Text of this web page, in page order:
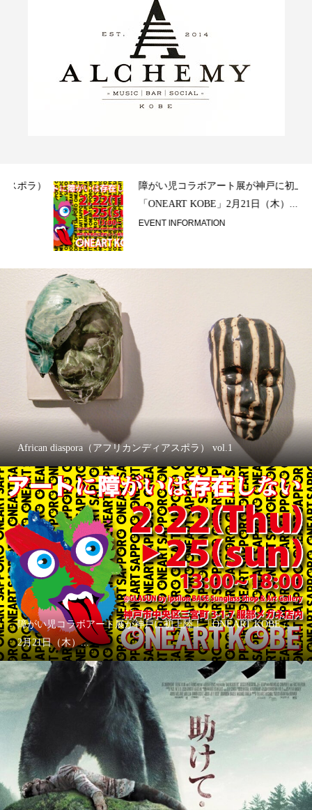
障がい児コラボアート展が神戸に初上陸！
「ONEART KOBE」2月21日（木）...
EVENT INFORMATION
African diaspora（アフリカンディアスポラ） vol.1
障がい児コラボアート展が神戸に初上陸！「ONEART KOBE」
2月21日（木）...